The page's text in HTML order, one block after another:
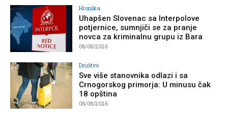
Hronika
Uhapšen Slovenac sa Interpolove
potjernice, sumnjiči se za pranje
novca za kriminalnu grupu iz Bara
08/08/2026
Društvo
Sve više stanovnika odlazi i sa
Crnogorskog primorja: U minusu čak
18 opština
08/08/2026